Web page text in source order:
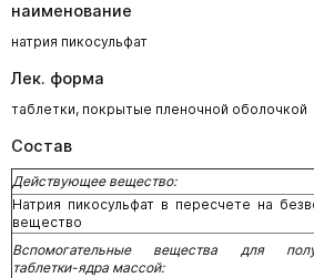
наименование
натрия пикосульфат
Лек. форма
таблетки, покрытые пленочной оболочкой
Состав
Действующее вещество:
Натрия пикосульфат в пересчете на
вещество
Вспомогательные вещества для
таблетки-ядра массой: